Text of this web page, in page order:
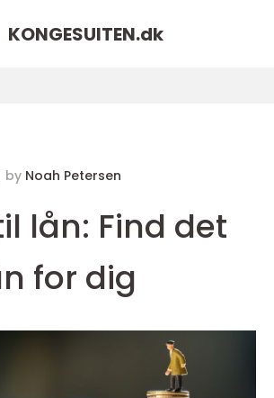
KONGESUITEN.dk
by Noah Petersen
lån: Find det
for dig